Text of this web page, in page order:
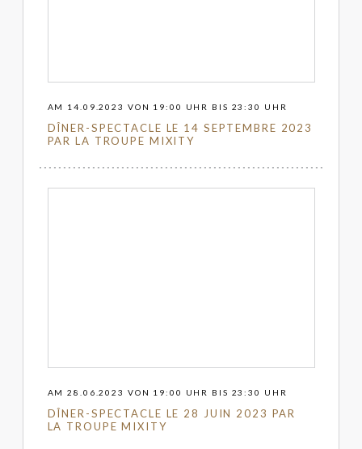
AM 14.09.2023 VON 19:00 UHR BIS 23:30 UHR
DÎNER-SPECTACLE LE 14 SEPTEMBRE 2023
PAR LA TROUPE MIXITY
AM 28.06.2023 VON 19:00 UHR BIS 23:30 UHR
DÎNER-SPECTACLE LE 28 JUIN 2023 PAR
LA TROUPE MIXITY